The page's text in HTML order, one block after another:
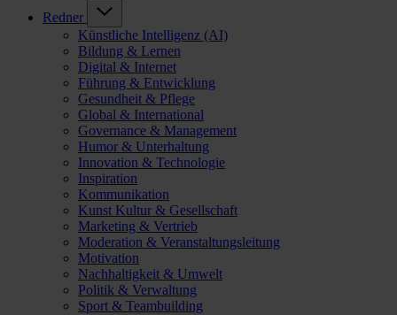
Redner
Künstliche Intelligenz (AI)
Bildung & Lernen
Digital & Internet
Führung & Entwicklung
Gesundheit & Pflege
Global & International
Governance & Management
Humor & Unterhaltung
Innovation & Technologie
Inspiration
Kommunikation
Kunst Kultur & Gesellschaft
Marketing & Vertrieb
Moderation & Veranstaltungsleitung
Motivation
Nachhaltigkeit & Umwelt
Politik & Verwaltung
Sport & Teambuilding